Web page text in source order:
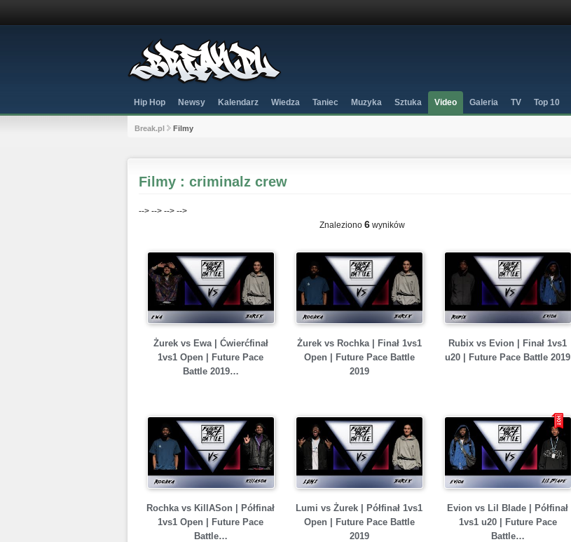
Hip Hop Newsy Kalendarz Wiedza Taniec Muzyka Sztuka Video Galeria TV Top 10
Break.pl Filmy
Filmy : criminalz crew
--> --> --> -->
Znaleziono 6 wyników
Żurek vs Ewa | Ćwierćfinał
1vs1 Open | Future Pace
Battle 2019…
Żurek vs Rochka | Finał 1vs1
Open | Future Pace Battle
2019
Rubix vs Evion | Finał 1vs1
u20 | Future Pace Battle 2019
Rochka vs KillASon | Półfinał
1vs1 Open | Future Pace
Battle…
Lumi vs Żurek | Półfinał 1vs1
Open | Future Pace Battle
2019
Evion vs Lil Blade | Półfinał
1vs1 u20 | Future Pace
Battle…